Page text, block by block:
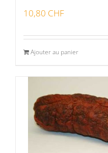
10,80 CHF
Ajouter au panier